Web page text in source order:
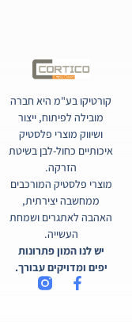
קורטיקו בע"מ היא חברה
מובילה לפיתוח, ייצור
ושיווק מוצרי פלסטיק
איכותיים כחול-לבן בשיטת
הזרקה.
מוצרי פלסטיק המורכבים
ממחשבה יצירתית,
האהבה לאתגרים ושמחת
העשייה.
יש לנו המון פתרונות
יפים ומדויקים עבורך.